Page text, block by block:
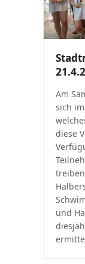
Am
sich
diese
und